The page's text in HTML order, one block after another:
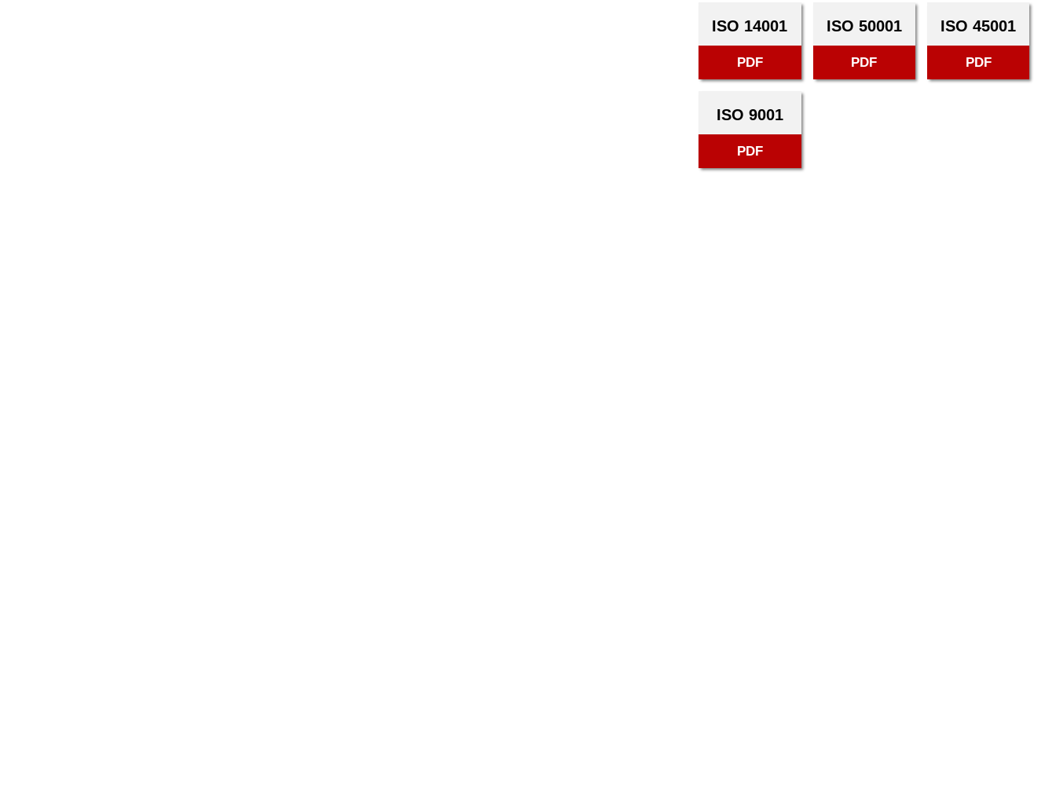
ISO 14001
PDF
ISO 50001
PDF
ISO 45001
PDF
ISO 9001
PDF